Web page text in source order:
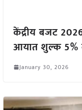
केंद्रीय बजट
आयात शुल्क 5%
January 30, 2026